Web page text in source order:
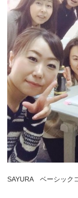
SAYURA ベーシック